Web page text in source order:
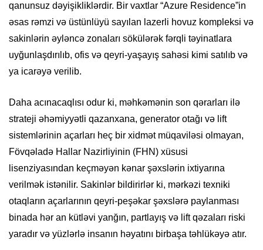
qanunsuz dəyişikliklərdir. Bir vaxtlar “Azure Residence”in
əsas rəmzi və üstünlüyü sayılan lazerli hovuz kompleksi və
sakinlərin əyləncə zonaları sökülərək fərqli təyinatlara
uyğunlaşdırılıb, ofis və qeyri-yaşayış sahəsi kimi satılıb və
ya icarəyə verilib.
​Daha acınacaqlısı odur ki, məhkəmənin son qərarları ilə
strateji əhəmiyyətli qazanxana, generator otağı və lift
sistemlərinin açarları heç bir xidmət müqaviləsi olmayan,
Fövqəladə Hallar Nazirliyinin (FHN) xüsusi
lisenziyasından keçməyən kənar şəxslərin ixtiyarına
verilmək istənilir. Sakinlər bildirirlər ki, mərkəzi texniki
otaqların açarlarının qeyri-peşəkar şəxslərə paylanması
binada hər an kütləvi yanğın, partlayış və lift qəzaları riski
yaradır və yüzlərlə insanın həyatını birbaşa təhlükəyə atır.